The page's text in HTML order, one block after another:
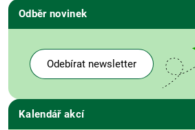
Odběr novinek
Odebírat newsletter
Kalendář akcí